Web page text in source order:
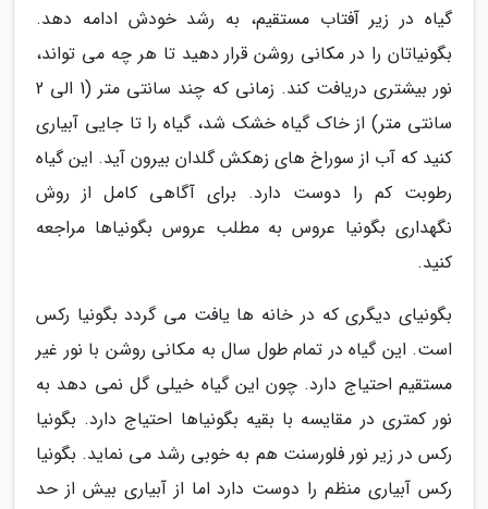
گیاه در زیر آفتاب مستقیم، به رشد خودش ادامه دهد.
بگونیاتان را در مکانی روشن قرار دهید تا هر چه می تواند،
نور بیشتری دریافت کند. زمانی که چند سانتی متر (1 الی 2
سانتی متر) از خاک گیاه خشک شد، گیاه را تا جایی آبیاری
کنید که آب از سوراخ های زهکش گلدان بیرون آید. این گیاه
رطوبت کم را دوست دارد. برای آگاهی کامل از روش
نگهداری بگونیا عروس به مطلب عروس بگونیاها مراجعه
کنید.
بگونیای دیگری که در خانه ها یافت می گردد بگونیا رکس
است. این گیاه در تمام طول سال به مکانی روشن با نور غیر
مستقیم احتیاج دارد. چون این گیاه خیلی گل نمی دهد به
نور کمتری در مقایسه با بقیه بگونیاها احتیاج دارد. بگونیا
رکس در زیر نور فلورسنت هم به خوبی رشد می نماید. بگونیا
رکس آبیاری منظم را دوست دارد اما از آبیاری بیش از حد